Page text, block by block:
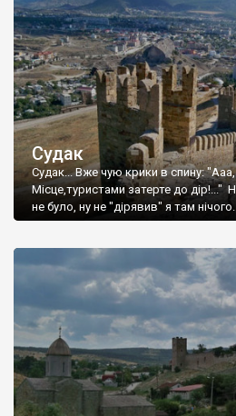
Судак
Судак... Вже чую крики в спину:
Місце,туристами затерте до
не було, ну не "дірявив" я там